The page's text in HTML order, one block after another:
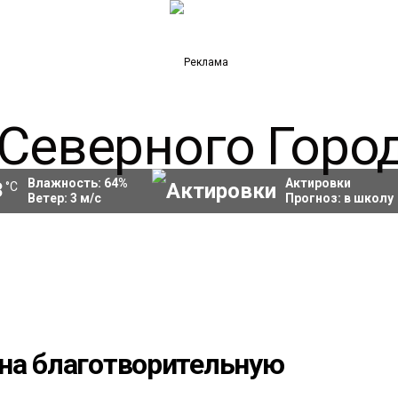
°C Влажность: 64%
Ветер: 3 м/с
Актировки
Прогноз: в школу
благотворительную